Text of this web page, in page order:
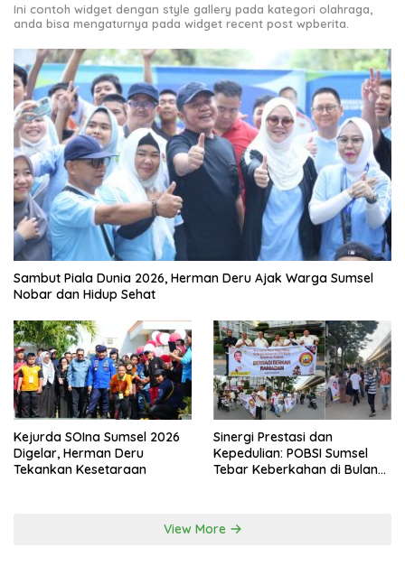
Ini contoh widget dengan style gallery pada kategori olahraga,
anda bisa mengaturnya pada widget recent post wpberita.
Sambut Piala Dunia 2026, Herman Deru Ajak Warga Sumsel
Nobar dan Hidup Sehat
Kejurda SOIna Sumsel 2026
Digelar, Herman Deru
Tekankan Kesetaraan
Sinergi Prestasi dan
Kepedulian: POBSI Sumsel
Tebar Keberkahan di Bulan
View More